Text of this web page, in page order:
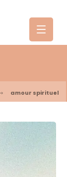
amour spirituel